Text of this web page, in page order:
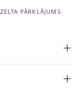
ZELTA PĀRKLĀJUMS